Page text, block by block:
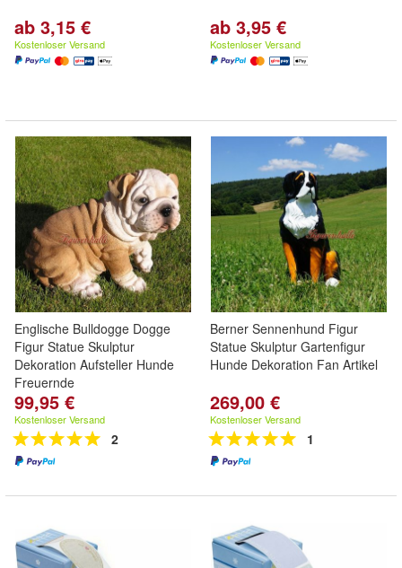
ab 3,15 €
Kostenloser Versand
ab 3,95 €
Kostenloser Versand
Englische Bulldogge Dogge
Figur Statue Skulptur
Dekoration Aufsteller Hunde
Freuernde
99,95 €
Kostenloser Versand
2
Berner Sennenhund Figur
Statue Skulptur Gartenfigur
Hunde Dekoration Fan Artikel
269,00 €
Kostenloser Versand
1